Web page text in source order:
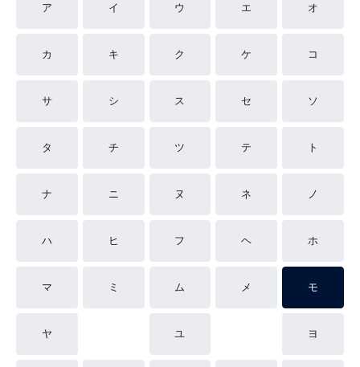
ア イ ウ エ オ
カ キ ク ケ コ
サ シ ス セ ソ
タ チ ツ テ ト
ナ ニ ヌ ネ ノ
ハ ヒ フ ヘ ホ
マ ミ ム メ モ
ヤ ユ ヨ